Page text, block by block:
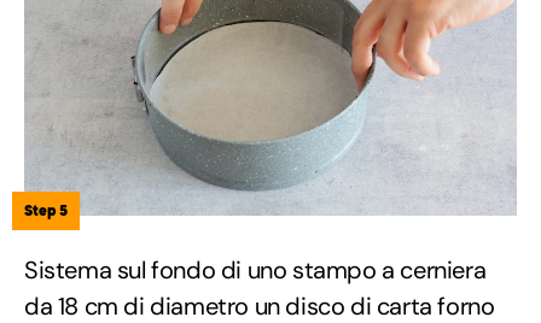
Step 5
Sistema sul fondo di uno stampo a cerniera
da 18 cm di diametro un disco di carta forno